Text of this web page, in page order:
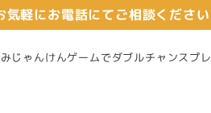
気軽にお電話にてご相談ください
じゃんけんゲームでダブルチャンスプレ